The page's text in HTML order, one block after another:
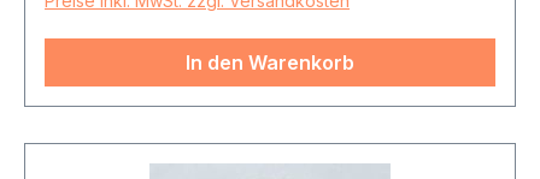
In den Warenkorb